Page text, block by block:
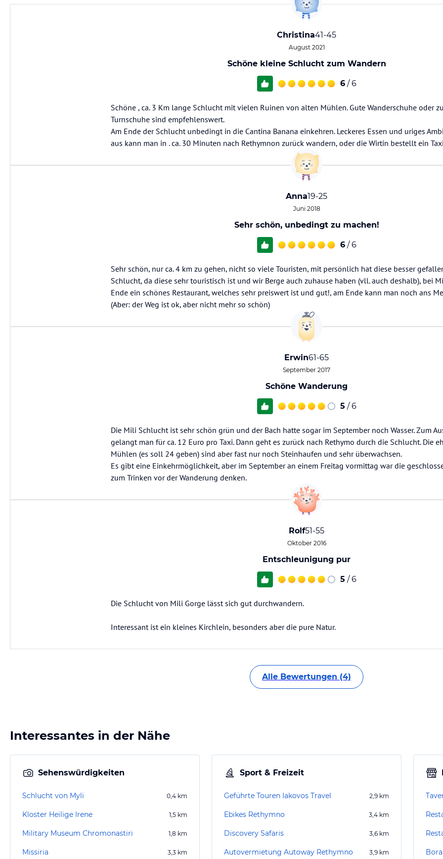
Christina41-45
August 2021
Schöne kleine Schlucht zum Wandern
6 / 6
Schöne , ca. 3 Km lange Schlucht mit vielen Ruinen von alten Mühlen. Gute Wanderschuhe oder
Turnschuhe sind empfehlenswert.
Am Ende der Schlucht unbedingt in die Cantina Banana einkehren. Leckeres Essen und uriges
aus kann man in . ca. 30 Minuten nach Rethymnon zurück wandern, oder die Wirtin bestellt ein
Anna19-25
Juni 2018
Sehr schön, unbedingt zu machen!
6 / 6
Sehr schön, nur ca. 4 km zu gehen, nicht so viele Touristen, mit persönlich hat diese besser
Schlucht, da diese sehr touristisch ist und wir Berge auch zuhause haben (vll. auch deshalb), bei
Ende ein schönes Restaurant, welches sehr preiswert ist und gut!, am Ende kann man noch ans
(Aber: der Weg ist ok, aber nicht mehr so schön)
Erwin61-65
September 2017
Schöne Wanderung
5 / 6
Die Mili Schlucht ist sehr schön grün und der Bach hatte sogar im September noch Wasser. Zum
gelangt man für ca. 12 Euro pro Taxi. Dann geht es zurück nach Rethymo durch die Schlucht. Die
Mühlen (es soll 24 geben) sind aber fast nur noch Steinhaufen und sehr überwachsen.
Es gibt eine Einkehrmöglichkeit, aber im September an einem Freitag vormittag war die
zum Trinken vor der Wanderung denken.
Rolf51-55
Oktober 2016
Entschleunigung pur
5 / 6
Die Schlucht von Mili Gorge lässt sich gut durchwandern.
Interessant ist ein kleines Kirchlein, besonders aber die pure Natur.
Alle Bewertungen (4)
Interessantes in der Nähe
Sehenswürdigkeiten
Schlucht von Myli 0,4 km
Kloster Heilige Irene 1,5 km
Military Museum Chromonastiri 1,8 km
Missiria 3,3 km
Sport & Freizeit
Geführte Touren Iakovos Travel 2,9 km
Ebikes Rethymno 3,4 km
Discovery Safaris 3,6 km
Autovermietung Autoway Rethymno 3,9 km